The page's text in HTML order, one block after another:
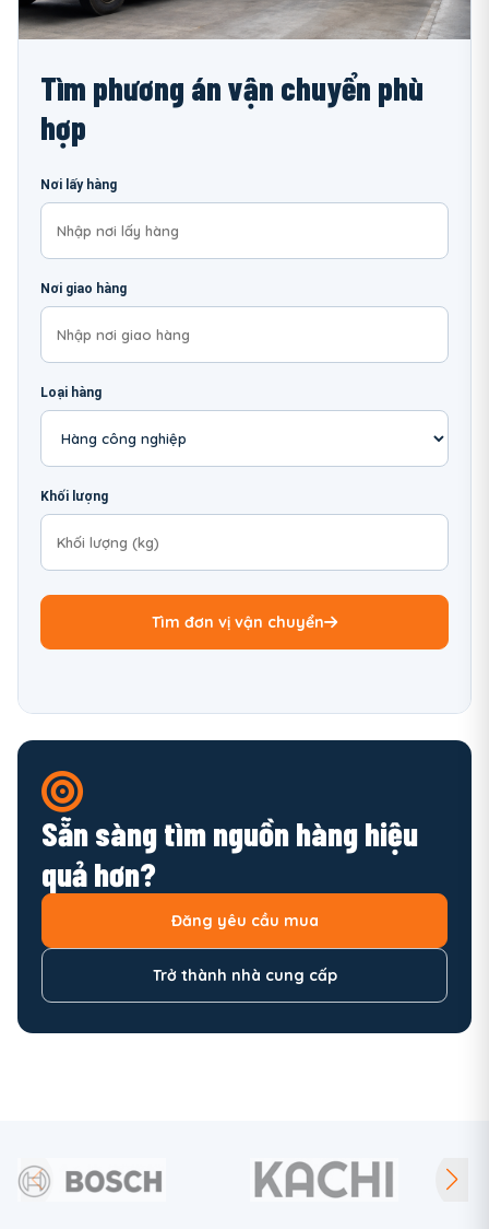
Tìm phương án vận chuyển phù
hợp
Nơi lấy hàng
Nơi giao hàng
Loại hàng
Khối lượng
Tìm đơn vị vận chuyển
Sẵn sàng tìm nguồn hàng hiệu
quả hơn?
Đăng yêu cầu mua
Trở thành nhà cung cấp